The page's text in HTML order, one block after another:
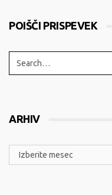
POIŠČI PRISPEVEK
ARHIV